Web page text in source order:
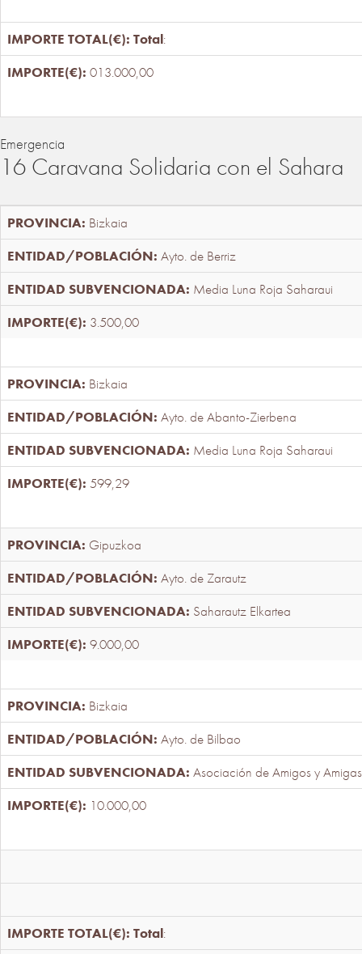
Total:
013.000,00
Emergencia
16 Caravana Solidaria con el Sahara
Bizkaia
Ayto. de Berriz
Media Luna Roja Saharaui
3.500,00
Bizkaia
Ayto. de Abanto-Zierbena
Media Luna Roja Saharaui
599,29
Gipuzkoa
Ayto. de Zarautz
Saharautz Elkartea
9.000,00
Bizkaia
Ayto. de Bilbao
Asociación de Amigos y
10.000,00
Total: